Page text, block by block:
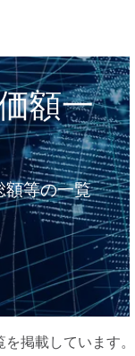
額一
額等の一覧
掲載しています。